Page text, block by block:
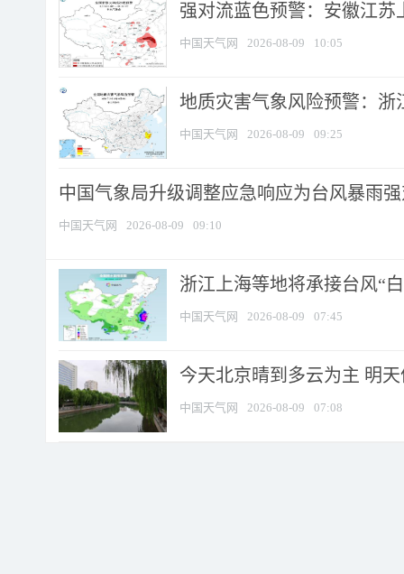
强对流蓝色预警：安徽江苏
中国天气网 2026-08-09 10:05
地质灾害气象风险预警：浙
中国天气网 2026-08-09 09:25
中国气象局升级调整应急响应为台风暴雨
中国天气网 2026-08-09 09:10
浙江上海等地将承接台风“
中国天气网 2026-08-09 07:45
今天北京晴到多云为主 明
中国天气网 2026-08-09 07:08